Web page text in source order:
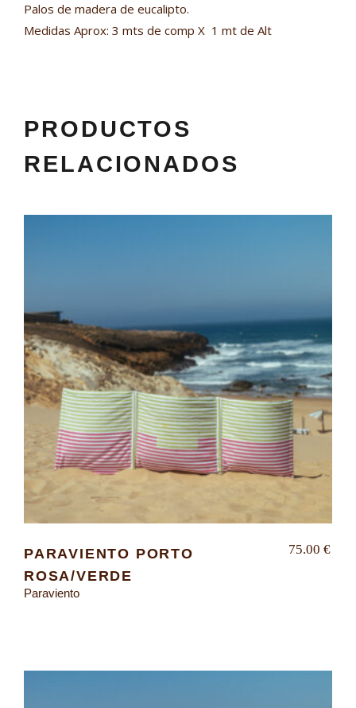
Palos de madera de eucalipto.
Medidas Aprox: 3 mts de comp X 1 mt de Alt
PRODUCTOS
RELACIONADOS
PARAVIENTO PORTO
ROSA/VERDE
Paraviento
75.00 €